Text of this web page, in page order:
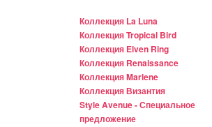
Коллекция La Luna
Коллекция Tropical Bird
Коллекция Elven Ring
Коллекция Renaissance
Коллекция Marlene
Коллекция Византия
Style Avenue - Специальное
предложение